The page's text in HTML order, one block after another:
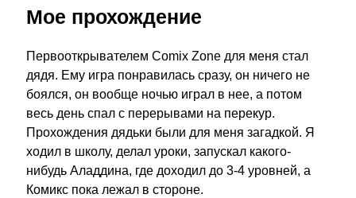
Мое прохождение
Первооткрывателем Comix Zone для меня стал
дядя. Ему игра понравилась сразу, он ничего не
боялся, он вообще ночью играл в нее, а потом
весь день спал с перерывами на перекур.
Прохождения дядьки были для меня загадкой. Я
ходил в школу, делал уроки, запускал какого-
нибудь Аладдина, где доходил до 3-4 уровней, а
Комикс пока лежал в стороне.